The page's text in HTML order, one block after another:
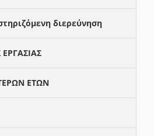
διερεύνηση
ΕΡΓΑΣΙΑΣ
ΕΤΩΝ